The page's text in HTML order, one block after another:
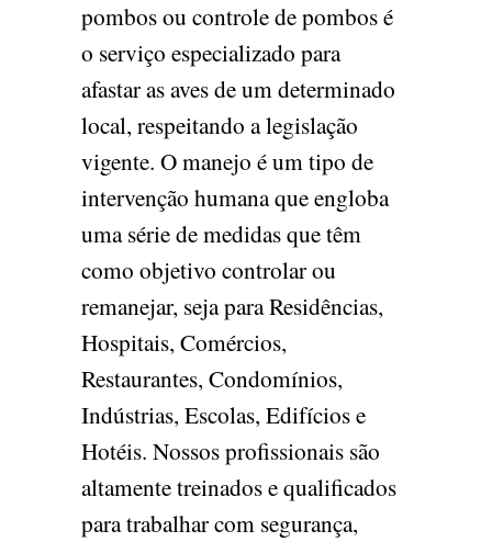
pombos ou controle de pombos é
o serviço especializado para
afastar as aves de um determinado
local, respeitando a legislação
vigente. O manejo é um tipo de
intervenção humana que engloba
uma série de medidas que têm
como objetivo controlar ou
remanejar, seja para Residências,
Hospitais, Comércios,
Restaurantes, Condomínios,
Indústrias, Escolas, Edifícios e
Hotéis. Nossos profissionais são
altamente treinados e qualificados
para trabalhar com segurança,